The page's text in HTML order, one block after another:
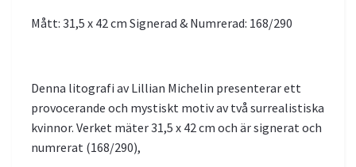
Mått: 31,5 x 42 cm Signerad & Numrerad: 168/290
Denna litografi av Lillian Michelin presenterar ett
provocerande och mystiskt motiv av två surrealistiska
kvinnor. Verket mäter 31,5 x 42 cm och är signerat och
numrerat (168/290),